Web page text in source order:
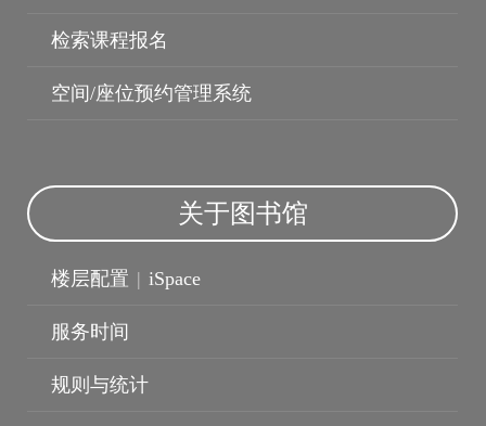
检索课程报名
空间/座位预约管理系统
关于图书馆
楼层配置 | iSpace
服务时间
规则与统计